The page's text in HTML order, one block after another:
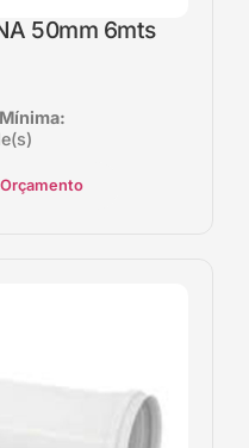
50mm 6mts